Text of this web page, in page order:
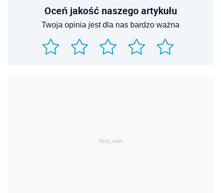
Oceń jakość naszego artykułu
Twoja opinia jest dla nas bardzo ważna
REKLAMA